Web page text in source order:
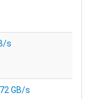
s
GB/s